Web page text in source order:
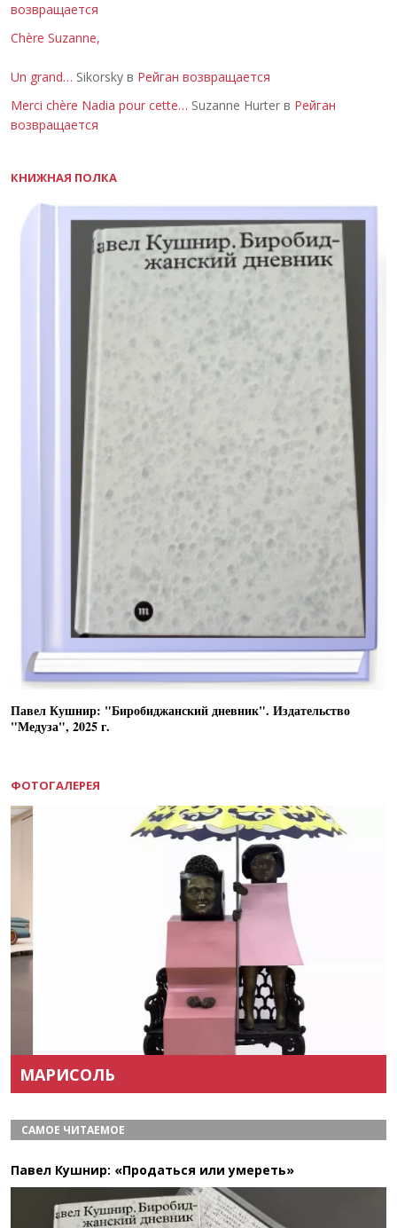
возвращается
Chère Suzanne,
Un grand… Sikorsky в Рейган возвращается
Merci chère Nadia pour cette… Suzanne Hurter в Рейган
возвращается
КНИЖНАЯ ПОЛКА
Павел Кушнир: "Биробиджанский дневник". Издательство
"Медуза", 2025 г.
ФОТОГАЛЕРЕЯ
МАРИСОЛЬ
САМОЕ ЧИТАЕМОЕ
Павел Кушнир: «Продаться или умереть»